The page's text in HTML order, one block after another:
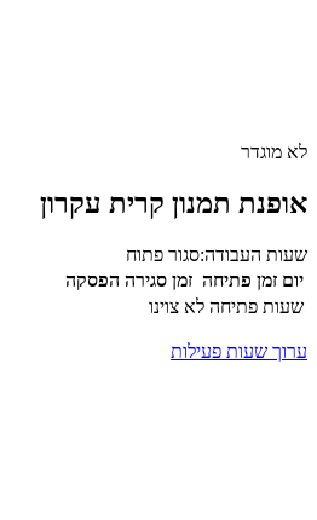
לא מוגדר
אופנת תמנון קרית עקרון
שעות העבודה:סגור פתוח
יום זמן פתיחה זמן סגירה הפסקה
שעות פתיחה לא צוינו
ערוך שעות פעילות